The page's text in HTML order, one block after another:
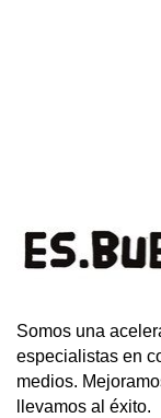
Somos una
especialistas en
medios.
llevamos al éxito.